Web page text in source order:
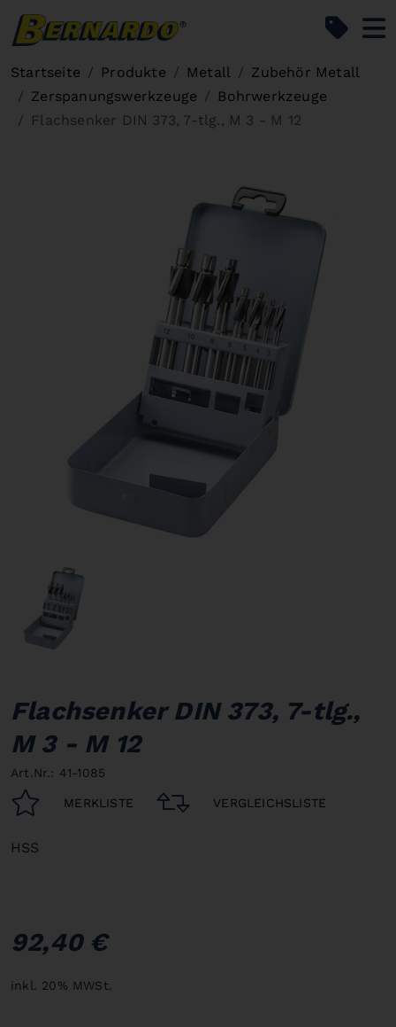
Startseite Produkte Metall
Zubehör Metall
Zerspanungswerkzeuge
Bohrwerkzeuge
Flachsenker DIN 373, 7-tlg., M 3 - M 12
Flachsenker DIN 373, 7-tlg.,
M 3 - M 12
Art.Nr.: 41-1085
MERKLISTE VERGLEICHSLISTE
HSS
92,40 €
inkl. 20% MWSt.